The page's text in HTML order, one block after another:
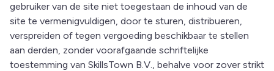
gebruiker van de site niet toegestaan de inhoud van de
site te vermenigvuldigen, door te sturen, distribueren,
verspreiden of tegen vergoeding beschikbaar te stellen
aan derden, zonder voorafgaande schriftelijke
toestemming van SkillsTown B.V., behalve voor zover strikt